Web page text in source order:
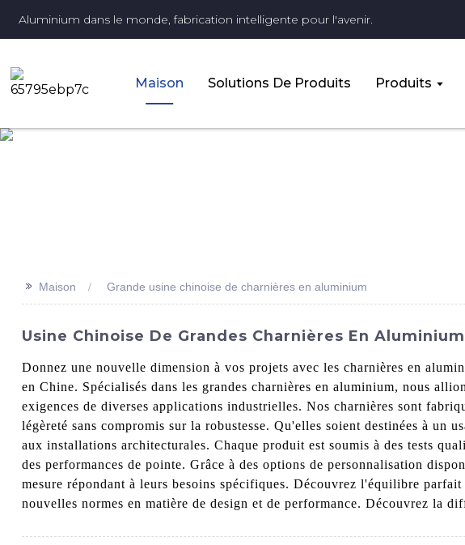
Aluminium dans le monde, fabrication intelligente pour l'avenir.
Maison Solutions De Produits Produits
>> Maison Grande usine chinoise de charnières en aluminium
Usine Chinoise De Grandes Charnières En
Donnez une nouvelle dimension à vos projets avec les charnières en
en Chine. Spécialisés dans les grandes charnières en aluminium, nous
exigences de diverses applications industrielles. Nos charnières sont
légèreté sans compromis sur la robustesse. Qu'elles soient destinées à un
aux installations architecturales. Chaque produit est soumis à des tests
des performances de pointe. Grâce à des options de personnalisation
mesure répondant à leurs besoins spécifiques. Découvrez l'équilibre
nouvelles normes en matière de design et de performance. Découvrez la